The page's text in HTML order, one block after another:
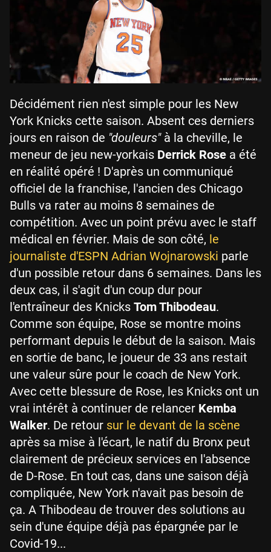
Décidément rien n'est simple pour les New
York Knicks cette saison. Absent ces derniers
jours en raison de "douleurs"à la cheville, le
meneur de jeu new-yorkais Derrick Rose a été
en réalité opéré ! D'après un communiqué
officiel de la franchise, l'ancien des Chicago
Bulls va rater au moins 8 semaines de
compétition. Avec un point prévu avec le staff
médical en février. Mais de son côté, le
journaliste d'ESPN Adrian Wojnarowski parle
d'un possible retour dans 6 semaines. Dans les
deux cas, il s'agit d'un coup dur pour
l'entraîneur des Knicks Tom Thibodeau.
Comme son équipe, Rose se montre moins
performant depuis le début de la saison. Mais
en sortie de banc, le joueur de 33 ans restait
une valeur sûre pour le coach de New York.
Avec cette blessure de Rose, les Knicks ont un
vrai intérêt à continuer de relancer Kemba
Walker. De retour sur le devant de la scène
après sa mise à l'écart, le natif du Bronx peut
clairement de précieux services en l'absence
de D-Rose. En tout cas, dans une saison déjà
compliquée, New York n'avait pas besoin de
ça. A Thibodeau de trouver des solutions au
sein d'une équipe déjà pas épargnée par le
Covid-19...